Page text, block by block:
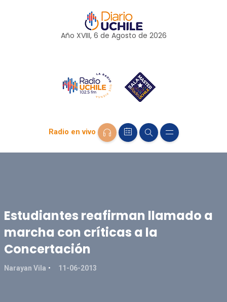
Año XVIII, 6 de Agosto de 2026
Radio en vivo
Estudiantes reafirman llamado a
marcha con críticas a la
Concertación
Narayan Vila 11-06-2013